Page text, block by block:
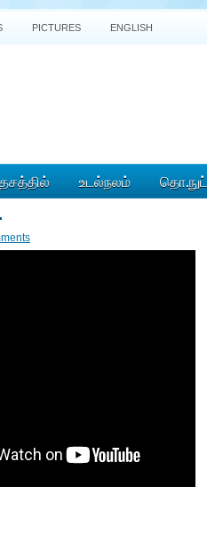
PICTURES ENGLISH
உடல்நலம்